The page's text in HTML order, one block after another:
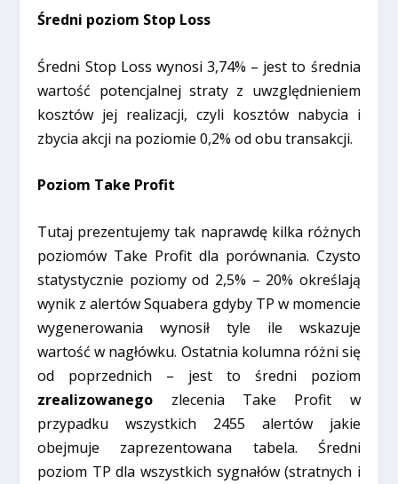
Średni poziom Stop Loss
Średni Stop Loss wynosi 3,74% – jest to średnia
wartość potencjalnej straty z uwzględnieniem
kosztów jej realizacji, czyli kosztów nabycia i
zbycia akcji na poziomie 0,2% od obu transakcji.
Poziom Take Profit
Tutaj prezentujemy tak naprawdę kilka różnych
poziomów Take Profit dla porównania. Czysto
statystycznie poziomy od 2,5% – 20% określają
wynik z alertów Squabera gdyby TP w momencie
wygenerowania wynosił tyle ile wskazuje
wartość w nagłówku. Ostatnia kolumna różni się
od poprzednich – jest to średni poziom
zrealizowanego zlecenia Take Profit w
przypadku wszystkich 2455 alertów jakie
obejmuje zaprezentowana tabela. Średni
poziom TP dla wszystkich sygnałów (stratnych i